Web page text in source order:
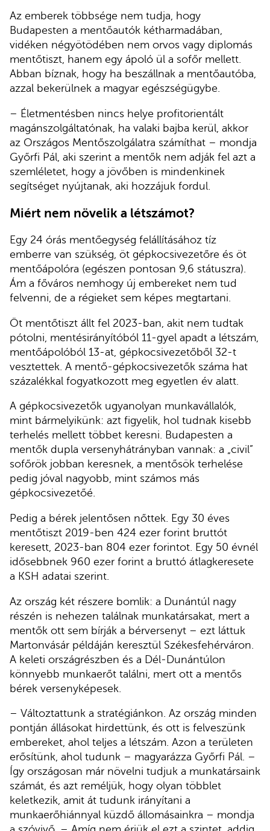
Az emberek többsége nem tudja, hogy
Budapesten a mentőautók kétharmadában,
vidéken négyötödében nem orvos vagy diplomás
mentőtiszt, hanem egy ápoló ül a sofőr mellett.
Abban bíznak, hogy ha beszállnak a mentőautóba,
azzal bekerülnek a magyar egészségügybe.
– Életmentésben nincs helye profitorientált
magánszolgáltatónak, ha valaki bajba kerül, akkor
az Országos Mentőszolgálatra számíthat – mondja
Győrfi Pál, aki szerint a mentők nem adják fel azt a
szemléletet, hogy a jövőben is mindenkinek
segítséget nyújtanak, aki hozzájuk fordul.
Miért nem növelik a létszámot?
Egy 24 órás mentőegység felállításához tíz
emberre van szükség, öt gépkocsivezetőre és öt
mentőápolóra (egészen pontosan 9,6 státuszra).
Ám a főváros nemhogy új embereket nem tud
felvenni, de a régieket sem képes megtartani.
Öt mentőtiszt állt fel 2023-ban, akit nem tudtak
pótolni, mentésirányítóból 11-gyel apadt a létszám,
mentőápolóból 13-at, gépkocsivezetőből 32-t
vesztettek. A mentő-gépkocsivezetők száma hat
százalékkal fogyatkozott meg egyetlen év alatt.
A gépkocsivezetők ugyanolyan munkavállalók,
mint bármelyikünk: azt figyelik, hol tudnak kisebb
terhelés mellett többet keresni. Budapesten a
mentők dupla versenyhátrányban vannak: a „civil”
sofőrök jobban keresnek, a mentősök terhelése
pedig jóval nagyobb, mint számos más
gépkocsivezetőé.
Pedig a bérek jelentősen nőttek. Egy 30 éves
mentőtiszt 2019-ben 424 ezer forint bruttót
keresett, 2023-ban 804 ezer forintot. Egy 50 évnél
idősebbnek 960 ezer forint a bruttó átlagkeresete
a KSH adatai szerint.
Az ország két részere bomlik: a Dunántúl nagy
részén is nehezen találnak munkatársakat, mert a
mentők ott sem bírják a bérversenyt – ezt láttuk
Martonvásár példáján keresztül Székesfehérváron.
A keleti országrészben és a Dél-Dunántúlon
könnyebb munkaerőt találni, mert ott a mentős
bérek versenyképesek.
– Változtattunk a stratégiánkon. Az ország minden
pontján állásokat hirdettünk, és ott is felveszünk
embereket, ahol teljes a létszám. Azon a területen
erősítünk, ahol tudunk – magyarázza Győrfi Pál. –
Így országosan már növelni tudjuk a munkatársaink
számát, és azt reméljük, hogy olyan többlet
keletkezik, amit át tudunk irányítani a
munkaerőhiánnyal küzdő állomásainkra – mondja